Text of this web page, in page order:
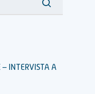
– INTERVISTA A